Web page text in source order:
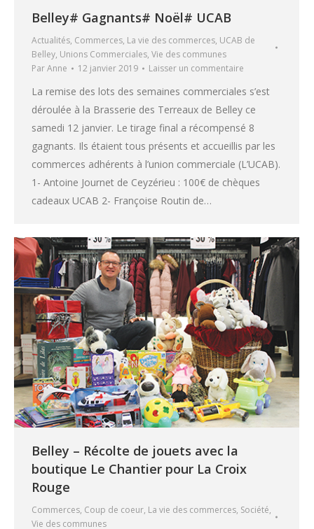
Belley# Gagnants# Noël# UCAB
Actualités, Commerces, La vie des commerces, UCAB de
Belley, Unions Commerciales, Vie des communes
ParAnne 12 janvier 2019 Laisser un commentaire
La remise des lots des semaines commerciales s’est
déroulée à la Brasserie des Terreaux de Belley ce
samedi 12 janvier. Le tirage final a récompensé 8
gagnants. Ils étaient tous présents et accueillis par les
commerces adhérents à l’union commerciale (L’UCAB).
1- Antoine Journet de Ceyzérieu : 100€ de chèques
cadeaux UCAB 2- Françoise Routin de…
Belley – Récolte de jouets avec la
boutique Le Chantier pour La Croix
Rouge
Commerces, Coup de coeur, La vie des commerces, Société,
Vie des communes